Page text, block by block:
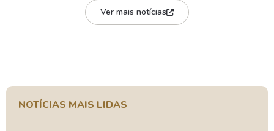
Ver mais notícias
NOTÍCIAS MAIS LIDAS